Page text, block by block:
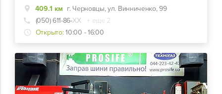
409.1 км г. Черновцы, ул. Винниченко, 99
(050) 611-86-ХХ
+ еще 2
Открыто: 10:00 - 16:00